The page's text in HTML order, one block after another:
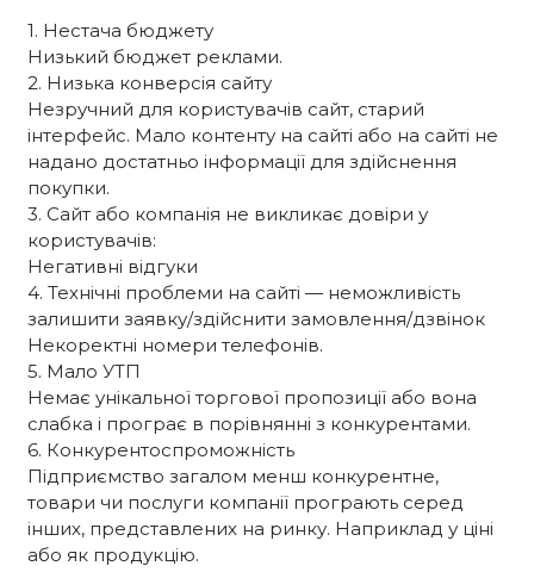
1. Нестача бюджету
Низький бюджет реклами.
2. Низька конверсія сайту
Незручний для користувачів сайт, старий
інтерфейс. Мало контенту на сайті або на сайті не
надано достатньо інформації для здійснення
покупки.
3. Сайт або компанія не викликає довіри у
користувачів:
Негативні відгуки
4. Технічні проблеми на сайті — неможливість
залишити заявку/здійснити замовлення/дзвінок
Некоректні номери телефонів.
5. Мало УТП
Немає унікальної торгової пропозиції або вона
слабка і програє в порівнянні з конкурентами.
6. Конкурентоспроможність
Підприємство загалом менш конкурентне,
товари чи послуги компанії програють серед
інших, представлених на ринку. Наприклад у ціні
або як продукцію.